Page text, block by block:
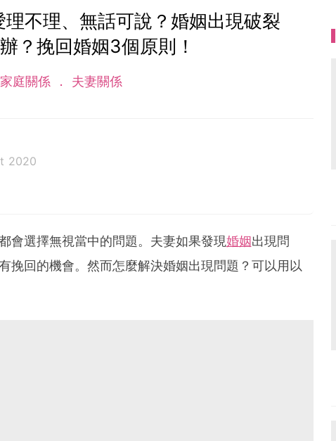
理不理、無話可說？婚姻出現破裂
？挽回婚姻3個原則！
家庭關係 夫妻關係
2020
會選擇無視當中的問題。夫妻如果發現婚姻出現問
挽回的機會。然而怎麼解決婚姻出現問題？可以用以